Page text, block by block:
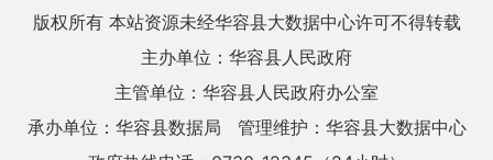
版权所有 本站资源未经华容县大数据中心许可不得转载
主办单位：华容县人民政府
主管单位：华容县人民政府办公室
承办单位：华容县数据局
管理维护：华容县大数据中心